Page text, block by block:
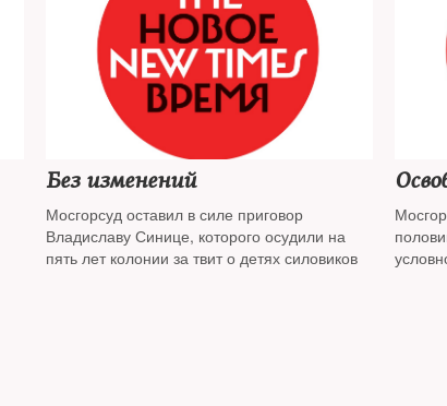
Без изменений
Мосгорсуд оставил в силе приговор
Владиславу Синице, которого осудили на
пять лет колонии за твит о детях силовиков